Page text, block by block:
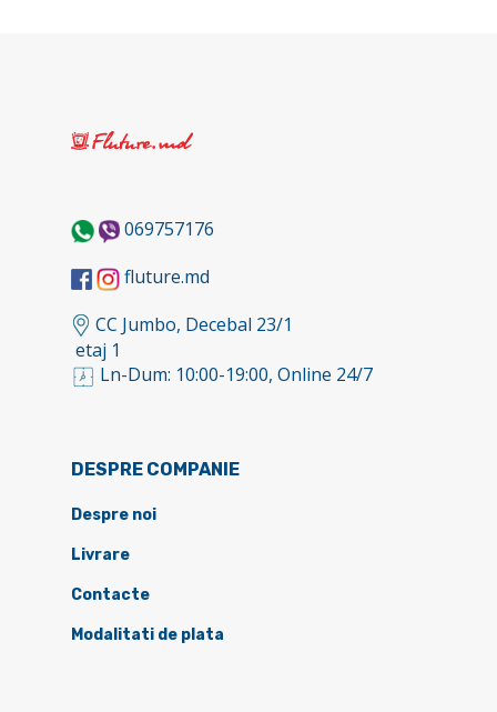
069757176
fluture.md
CC Jumbo, Decebal 23/1
etaj 1
Ln-Dum: 10:00-19:00, Online 24/7
DESPRE COMPANIE
Despre noi
Livrare
Contacte
Modalitati de plata